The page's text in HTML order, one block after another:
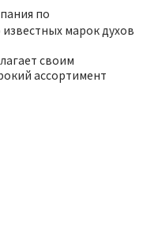
по
марок духов
своим
ассортимент